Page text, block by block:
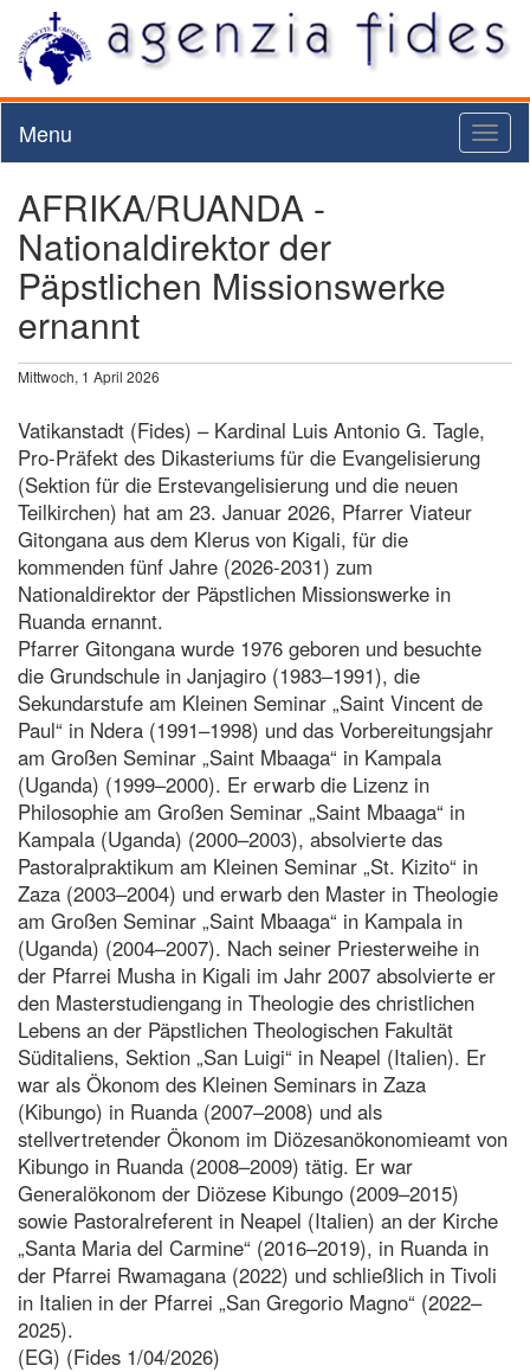
Menu
AFRIKA/RUANDA -
Nationaldirektor der
Päpstlichen Missionswerke
ernannt
Mittwoch, 1 April 2026
Vatikanstadt (Fides) – Kardinal Luis Antonio G. Tagle,
Pro-Präfekt des Dikasteriums für die Evangelisierung
(Sektion für die Erstevangelisierung und die neuen
Teilkirchen) hat am 23. Januar 2026, Pfarrer Viateur
Gitongana aus dem Klerus von Kigali, für die
kommenden fünf Jahre (2026-2031) zum
Nationaldirektor der Päpstlichen Missionswerke in
Ruanda ernannt.
Pfarrer Gitongana wurde 1976 geboren und besuchte
die Grundschule in Janjagiro (1983–1991), die
Sekundarstufe am Kleinen Seminar „Saint Vincent de
Paul“ in Ndera (1991–1998) und das Vorbereitungsjahr
am Großen Seminar „Saint Mbaaga“ in Kampala
(Uganda) (1999–2000). Er erwarb die Lizenz in
Philosophie am Großen Seminar „Saint Mbaaga“ in
Kampala (Uganda) (2000–2003), absolvierte das
Pastoralpraktikum am Kleinen Seminar „St. Kizito“ in
Zaza (2003–2004) und erwarb den Master in Theologie
am Großen Seminar „Saint Mbaaga“ in Kampala in
(Uganda) (2004–2007). Nach seiner Priesterweihe in
der Pfarrei Musha in Kigali im Jahr 2007 absolvierte er
den Masterstudiengang in Theologie des christlichen
Lebens an der Päpstlichen Theologischen Fakultät
Süditaliens, Sektion „San Luigi“ in Neapel (Italien). Er
war als Ökonom des Kleinen Seminars in Zaza
(Kibungo) in Ruanda (2007–2008) und als
stellvertretender Ökonom im Diözesanökonomieamt von
Kibungo in Ruanda (2008–2009) tätig. Er war
Generalökonom der Diözese Kibungo (2009–2015)
sowie Pastoralreferent in Neapel (Italien) an der Kirche
„Santa Maria del Carmine“ (2016–2019), in Ruanda in
der Pfarrei Rwamagana (2022) und schließlich in Tivoli
in Italien in der Pfarrei „San Gregorio Magno“ (2022–
2025).
(EG) (Fides 1/04/2026)